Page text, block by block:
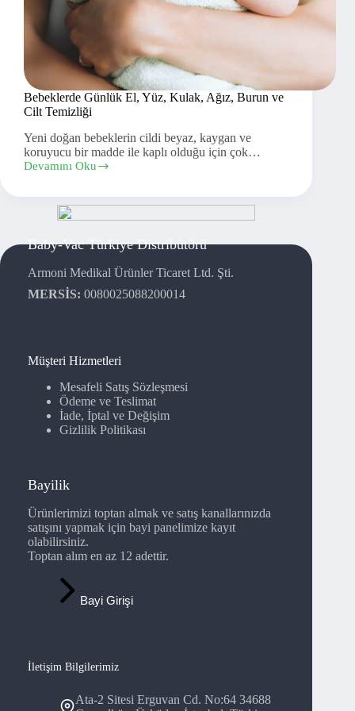
Bebeklerde Günlük El, Yüz, Kulak, Ağız, Burun ve
Cilt Temizliği
Yeni doğan bebeklerin cildi beyaz, kaygan ve
koruyucu bir madde ile kaplı olduğu için çok…
Devamını Oku
Bebeklerde
El,
Burun
ve
Cilt
Temizliği
Baby-Vac Türkiye Distribütörü
Armoni Medikal Ürünler Ticaret Ltd. Şti.
MERSİS: 0080025088200014
Müşteri Hizmetleri
Mesafeli Satış Sözleşmesi
Ödeme ve Teslimat
İade, İptal ve Değişim
Gizlilik Politikası
Bayilik
Ürünlerimizi toptan almak ve satış kanallarınızda
satışını yapmak için bayi panelimize kayıt
olabilirsiniz.
Toptan alım en az 12 adettir.
Bayi Girişi
İletişim Bilgilerimiz
Ata-2 Sitesi Erguvan Cd. No:64 34688